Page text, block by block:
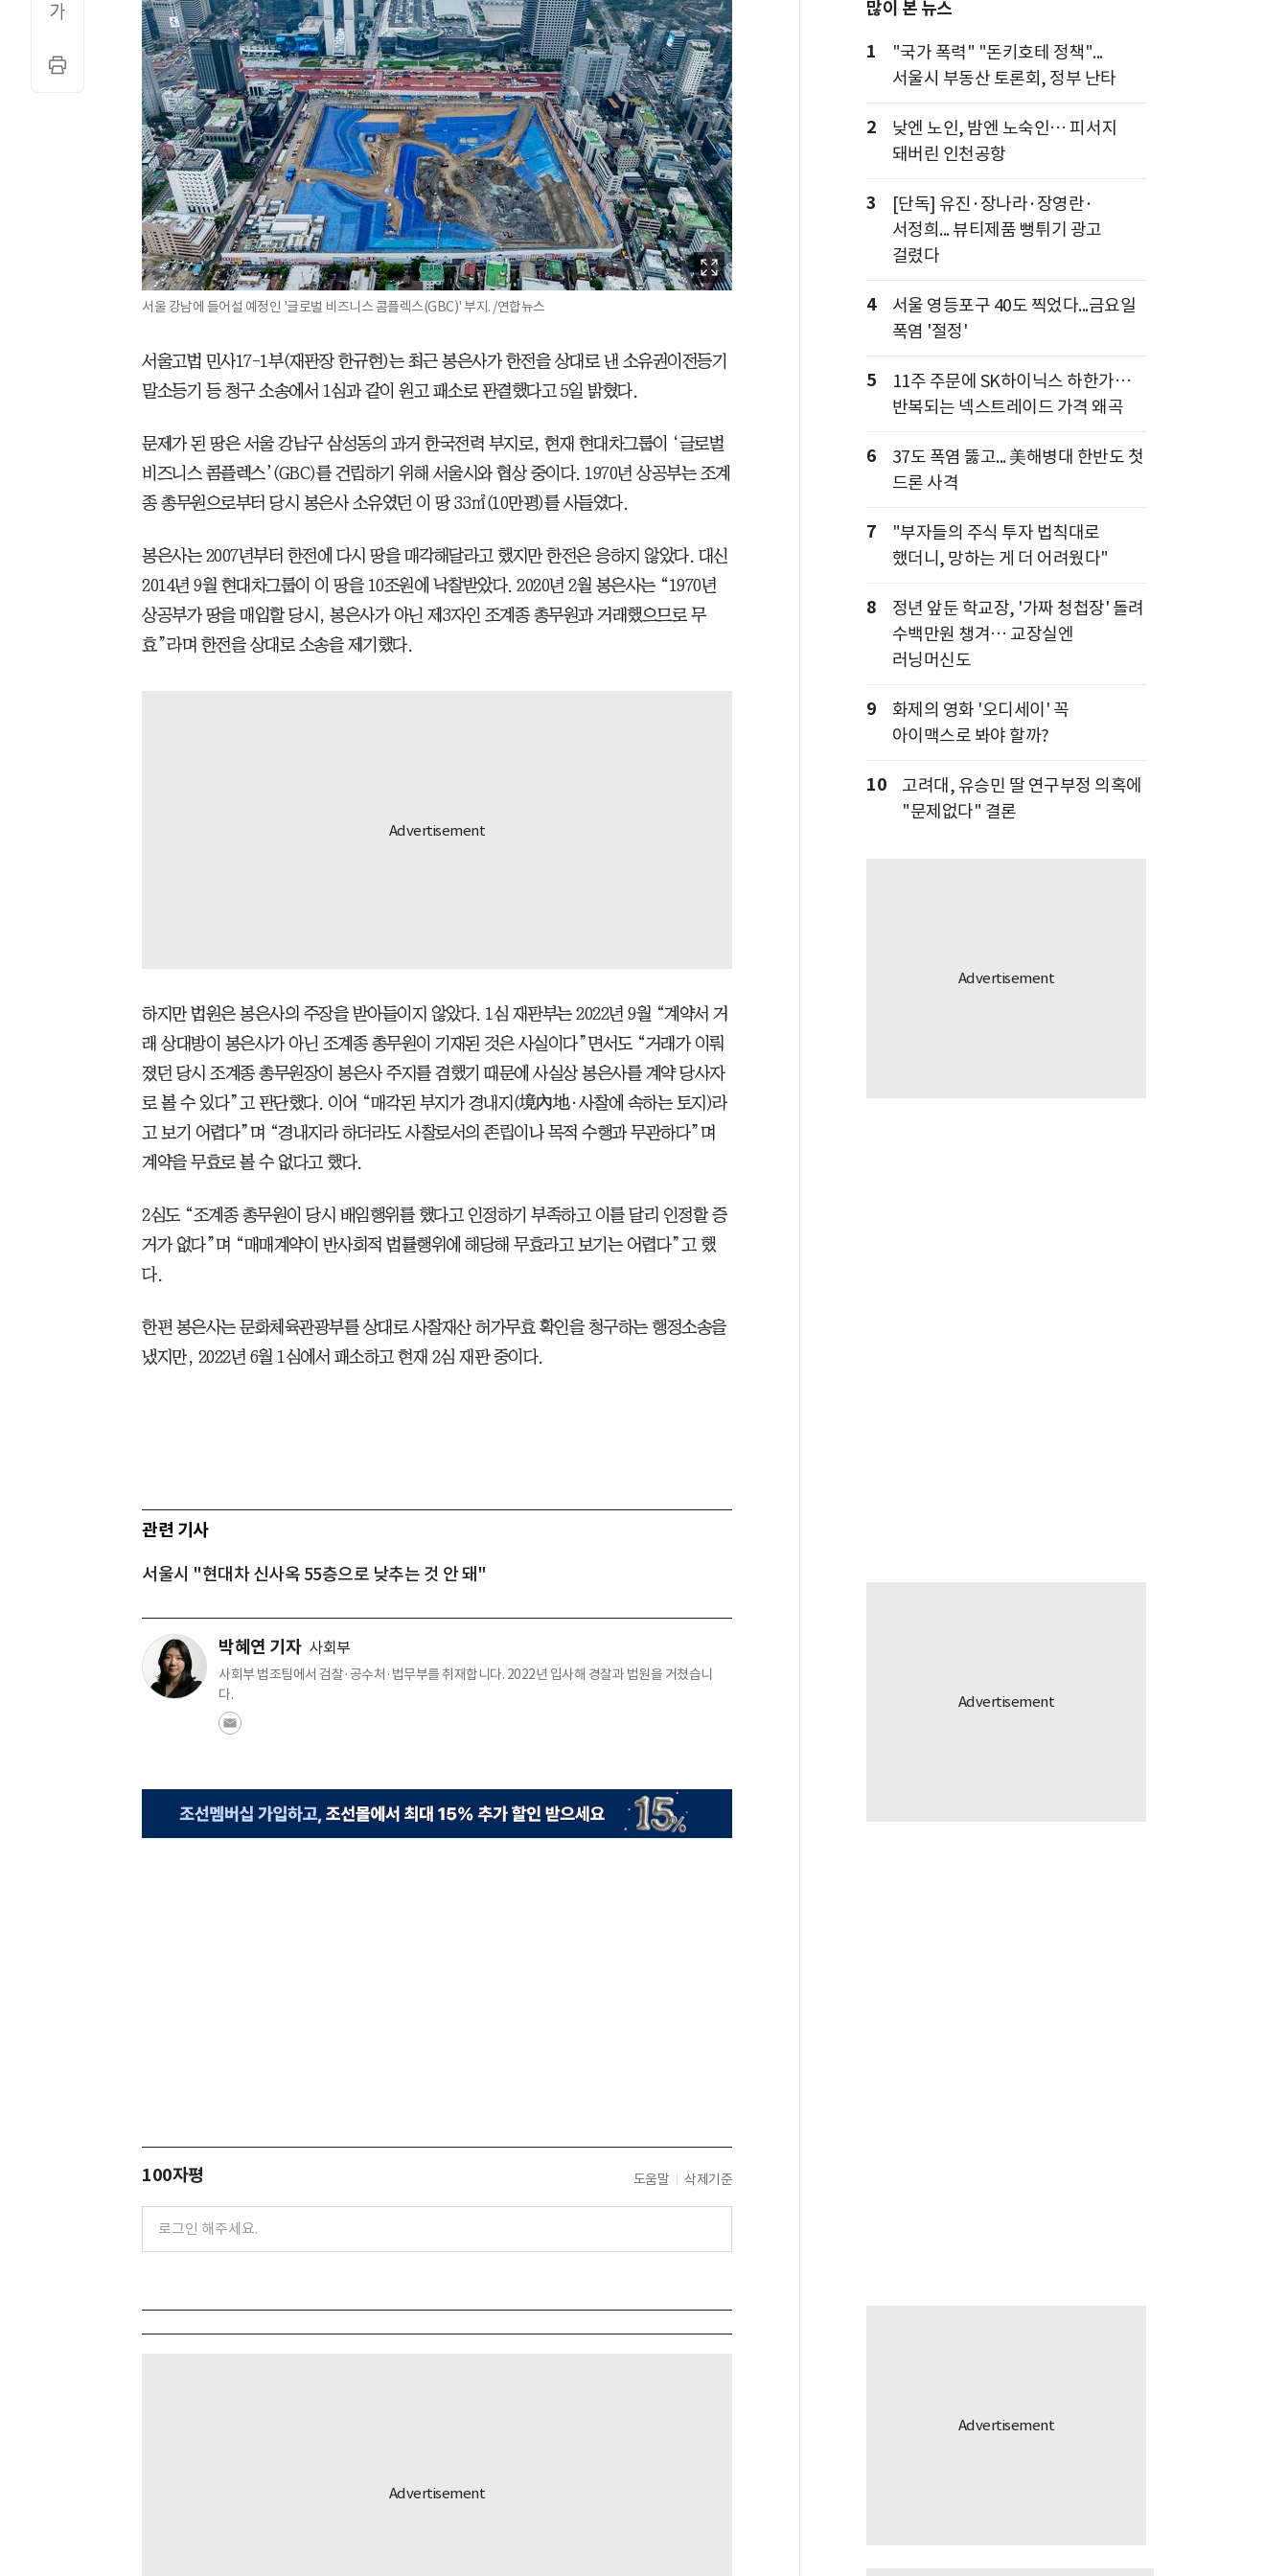
서울 강남에 들어설 예정인 '글로벌 비즈니스 콤플렉스(GBC)' 부지. /연합뉴스
서울고법 민사17-1부(재판장 한규현)는 최근 봉은사가 한전을 상대로 낸 소유권이전등기
말소등기 등 청구 소송에서 1심과 같이 원고 패소로 판결했다고 5일 밝혔다.
문제가 된 땅은 서울 강남구 삼성동의 과거 한국전력 부지로, 현재 현대차그룹이 ‘글로벌
비즈니스 콤플렉스’(GBC)를 건립하기 위해 서울시와 협상 중이다. 1970년 상공부는 조계
종 총무원으로부터 당시 봉은사 소유였던 이 땅 33㎡(10만평)를 사들였다.
봉은사는 2007년부터 한전에 다시 땅을 매각해달라고 했지만 한전은 응하지 않았다. 대신
2014년 9월 현대차그룹이 이 땅을 10조원에 낙찰받았다. 2020년 2월 봉은사는 “1970년
상공부가 땅을 매입할 당시, 봉은사가 아닌 제3자인 조계종 총무원과 거래했으므로 무
효”라며 한전을 상대로 소송을 제기했다.
하지만 법원은 봉은사의 주장을 받아들이지 않았다. 1심 재판부는 2022년 9월 “계약서 거
래 상대방이 봉은사가 아닌 조계종 총무원이 기재된 것은 사실이다”면서도 “거래가 이뤄
졌던 당시 조계종 총무원장이 봉은사 주지를 겸했기 때문에 사실상 봉은사를 계약 당사자
로 볼 수 있다”고 판단했다. 이어 “매각된 부지가 경내지(境內地·사찰에 속하는 토지)라
고 보기 어렵다”며 “경내지라 하더라도 사찰로서의 존립이나 목적 수행과 무관하다”며
계약을 무효로 볼 수 없다고 했다.
2심도 “조계종 총무원이 당시 배임행위를 했다고 인정하기 부족하고 이를 달리 인정할 증
거가 없다”며 “매매계약이 반사회적 법률행위에 해당해 무효라고 보기는 어렵다”고 했
다.
한편 봉은사는 문화체육관광부를 상대로 사찰재산 허가무효 확인을 청구하는 행정소송을
냈지만, 2022년 6월 1심에서 패소하고 현재 2심 재판 중이다.
관련 기사
서울시 "현대차 신사옥 55층으로 낮추는 것 안 돼"
박혜연 기자 사회부
사회부 법조팀에서 검찰·공수처·법무부를 취재합니다. 2022년 입사해 경찰과 법원을 거쳤습니
다.
100자평 도움말 삭제기준
많이 본 뉴스
1
"국가 폭력" "돈키호테 정책"...
서울시 부동산 토론회, 정부 난타
2
낮엔 노인, 밤엔 노숙인… 피서지
돼버린 인천공항
3
[단독] 유진·장나라·장영란·
서정희... 뷰티제품 뻥튀기 광고
걸렸다
4
서울 영등포구 40도 찍었다...금요일
폭염 '절정'
5
11주 주문에 SK하이닉스 하한가…
반복되는 넥스트레이드 가격 왜곡
6
37도 폭염 뚫고... 美해병대 한반도 첫
드론 사격
7
"부자들의 주식 투자 법칙대로
했더니, 망하는 게 더 어려웠다"
8
정년 앞둔 학교장, '가짜 청첩장' 돌려
수백만원 챙겨… 교장실엔
러닝머신도
9
화제의 영화 '오디세이' 꼭
아이맥스로 봐야 할까?
10
고려대, 유승민 딸 연구부정 의혹에
"문제없다" 결론